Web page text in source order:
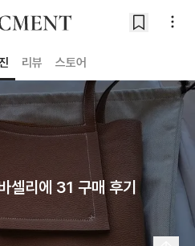
리뷰 스토어
셀리에 31 구매 후기